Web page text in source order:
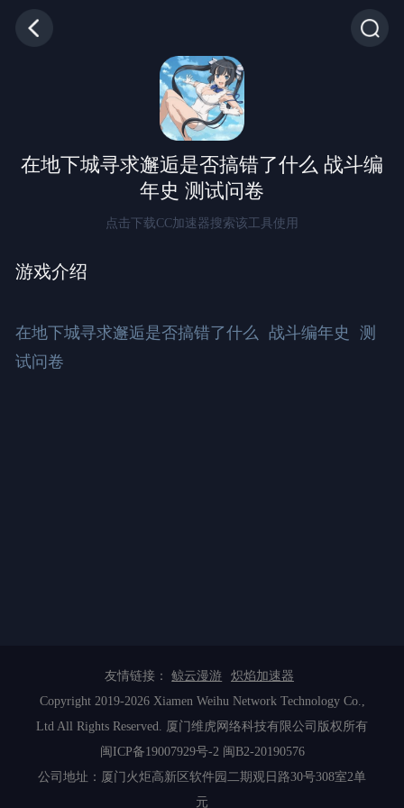
在地下城寻求邂逅是否搞错了什么 战斗编
年史 测试问卷
点击下载CC加速器搜索该工具使用
游戏介绍
在地下城寻求邂逅是否搞错了什么 战斗编年史 测
试问卷
友情链接： 鲸云漫游
炽焰加速器
Copyright 2019-2026 Xiamen Weihu Network Technology Co.,
Ltd All Rights Reserved. 厦门维虎网络科技有限公司版权所有
闽ICP备19007929号-2 闽B2-20190576
公司地址：厦门火炬高新区软件园二期观日路30号308室2单
元